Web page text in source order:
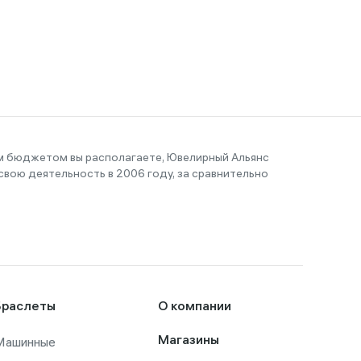
бюджетом вы располагаете, Ювелирный Альянс
деятельность в 2006 году, за сравнительно
О компании
Магазины